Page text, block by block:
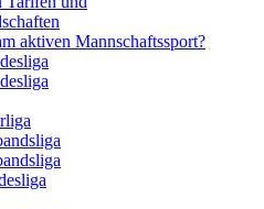
aktiven Mannschaftssport?